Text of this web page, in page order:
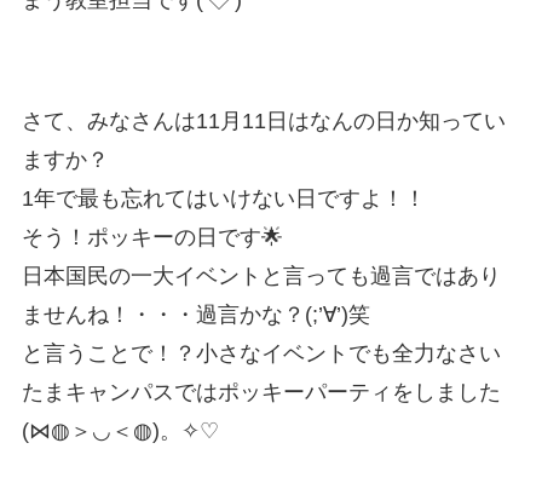
さて、みなさんは11月11日はなんの日か知ってい
ますか？
1年で最も忘れてはいけない日ですよ！！
そう！ポッキーの日です🌟
日本国民の一大イベントと言っても過言ではあり
ませんね！・・・過言かな？(;’∀’)笑
と言うことで！？小さなイベントでも全力なさい
たまキャンパスではポッキーパーティをしました
(⋈◍＞◡＜◍)。✧♡